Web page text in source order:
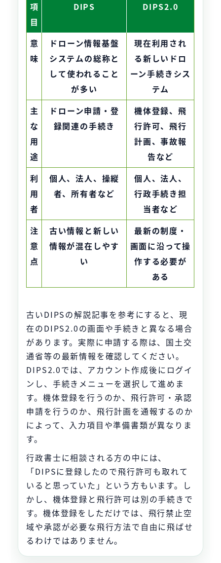
項
目
DIPS DIPS2.0
意
味
ドローン情報基盤
システムの総称と
して使われること
が多い
現在利用され
る新しいドロ
ーン手続きシス
テム
主
な
用
途
ドローン申請・登
録関連の手続き
機体登録、飛
行許可、飛行
計画、事故報
告など
利
用
者
個人、法人、操縦
者、所有者など
個人、法人、
行政手続き担
当者など
注
意
点
古い情報と新しい
情報が混在しやす
い
最新の制度・
画面に沿って操
作する必要が
ある
古いDIPSの解説記事を参考にすると、現
在のDIPS2.0の画面や手続きと異なる場合
があります。実際に申請する際は、国土交
通省等の最新情報を確認してください。
DIPS2.0では、アカウント作成後にログイ
ンし、手続きメニューを選択して進めま
す。機体登録を行うのか、飛行許可・承認
申請を行うのか、飛行計画を通報するのか
によって、入力項目や準備書類が異なりま
す。
行政書士に相談される方の中には、
「DIPSに登録したので飛行許可も取れて
いると思っていた」という方もいます。し
かし、機体登録と飛行許可は別の手続きで
す。機体登録をしただけでは、飛行禁止空
域や承認が必要な飛行方法で自由に飛ばせ
るわけではありません。